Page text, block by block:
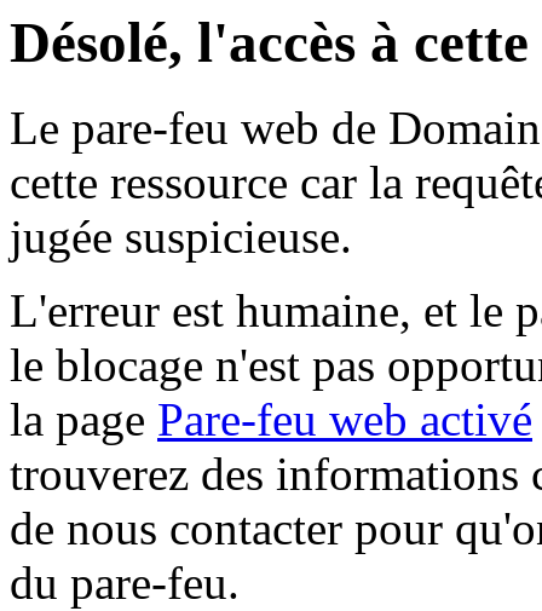
Désolé, l'accès à
Le pare-feu web de
cette ressource car la
jugée suspicieuse.
L'erreur est humaine, et le
le blocage n'est pas
la page Pare-feu web activé
trouverez des informations
de nous contacter pour
du pare-feu.